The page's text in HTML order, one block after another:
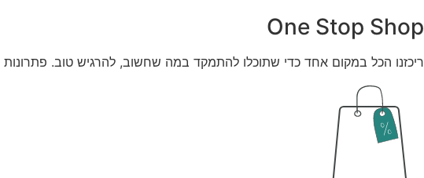
One Stop Shop
ריכזנו הכל במקום אחד כדי שתוכלו להתמקד במה שחשוב, להרגיש טוב. פתרונות